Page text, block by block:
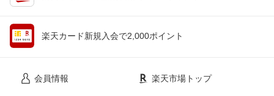
楽天カード新規入会で2,000ポイント
会員情報 楽天市場トップ